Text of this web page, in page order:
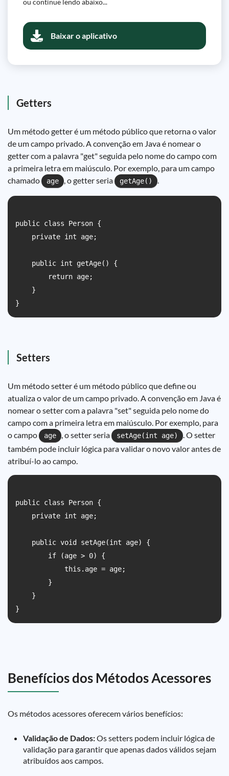
ou continue lendo abaixo...
Baixar o aplicativo
Getters
Um método getter é um método público que retorna o valor
de um campo privado. A convenção em Java é nomear o
getter com a palavra "get" seguida pelo nome do campo com
a primeira letra em maiúsculo. Por exemplo, para um campo
chamado
age , o getter seria getAge() .
public class Person {
    private int age;
    public int getAge() {
        return age;
    }
Setters
Um método setter é um método público que define ou
atualiza o valor de um campo privado. A convenção em Java é
nomear o setter com a palavra "set" seguida pelo nome do
campo com a primeira letra em maiúsculo. Por exemplo, para
o campo
age , o setter seria setAge(int age)
. O setter
também pode incluir lógica para validar o novo valor antes de
atribuí-lo ao campo.
public class Person {
    private int age;
    public void setAge(int age) {
        if (age > 0) {
            this.age = age;
        }
    }
Benefícios dos Métodos Acessores
Os métodos acessores oferecem vários benefícios:
Validação de Dados:Os setters podem incluir lógica de
validação para garantir que apenas dados válidos sejam
atribuídos aos campos.